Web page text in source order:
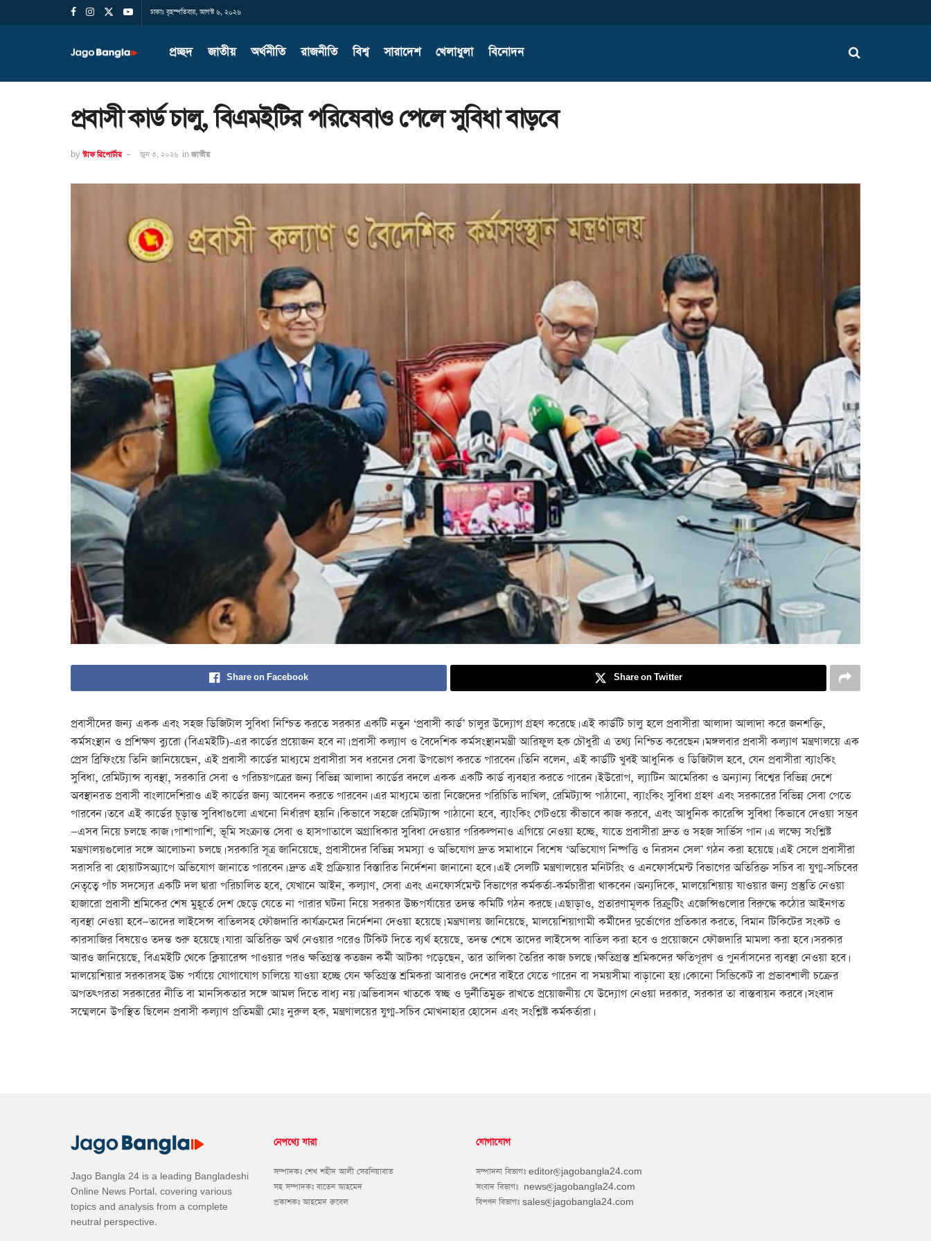
ঢাকাঃ বৃহস্পতিবার, আগস্ট ৬, ২০২৬
প্রচ্ছদ জাতীয় অর্থনীতি রাজনীতি বিশ্ব সারাদেশ খেলাধুলা বিনোদন
প্রবাসী কার্ড চালু, বিএমইটির পরিষেবাও পেলে সুবিধা বাড়বে
by স্টাফ রিপোর্টার জুন ৩, ২০২৬ in জাতীয়
Share on Facebook Share on Twitter
প্রবাসীদের জন্য একক এবং সহজ ডিজিটাল সুবিধা নিশ্চিত করতে সরকার একটি নতুন ‘প্রবাসী কার্ড’ চালুর উদ্যোগ গ্রহণ করেছে। এই কার্ডটি চালু হলে প্রবাসীরা আলাদা আলাদা করে জনশক্তি,
কর্মসংস্থান ও প্রশিক্ষণ ব্যুরো (বিএমইটি)-এর কার্ডের প্রয়োজন হবে না। প্রবাসী কল্যাণ ও বৈদেশিক কর্মসংস্থানমন্ত্রী আরিফুল হক চৌধুরী এ তথ্য নিশ্চিত করেছেন। মঙ্গলবার প্রবাসী কল্যাণ মন্ত্রণালয়ে এক
প্রেস ব্রিফিংয়ে তিনি জানিয়েছেন, এই প্রবাসী কার্ডের মাধ্যমে প্রবাসীরা সব ধরনের সেবা উপভোগ করতে পারবেন। তিনি বলেন, এই কার্ডটি খুবই আধুনিক ও ডিজিটাল হবে, যেন প্রবাসীরা ব্যাংকিং
সুবিধা, রেমিট্যান্স ব্যবস্থা, সরকারি সেবা ও পরিচয়পত্রের জন্য বিভিন্ন আলাদা কার্ডের বদলে একক একটি কার্ড ব্যবহার করতে পারেন। ইউরোপ, ল্যাটিন আমেরিকা ও অন্যান্য বিশ্বের বিভিন্ন দেশে
অবস্থানরত প্রবাসী বাংলাদেশিরাও এই কার্ডের জন্য আবেদন করতে পারবেন। এর মাধ্যমে তারা নিজেদের পরিচিতি দাখিল, রেমিট্যান্স পাঠানো, ব্যাংকিং সুবিধা গ্রহণ এবং সরকারের বিভিন্ন সেবা পেতে
পারবেন। তবে এই কার্ডের চূড়ান্ত সুবিধাগুলো এখনো নির্ধারণ হয়নি। কিভাবে সহজে রেমিট্যান্স পাঠানো হবে, ব্যাংকিং গেটওয়ে কীভাবে কাজ করবে, এবং আধুনিক কারেন্সি সুবিধা কিভাবে দেওয়া সম্ভব
—এসব নিয়ে চলছে কাজ। পাশাপাশি, ভূমি সংক্রান্ত সেবা ও হাসপাতালে অগ্রাধিকার সুবিধা দেওয়ার পরিকল্পনাও এগিয়ে নেওয়া হচ্ছে, যাতে প্রবাসীরা দ্রুত ও সহজ সার্ভিস পান। এ লক্ষ্যে সংশ্লিষ্ট
মন্ত্রণালয়গুলোর সঙ্গে আলোচনা চলছে। সরকারি সূত্র জানিয়েছে, প্রবাসীদের বিভিন্ন সমস্যা ও অভিযোগ দ্রুত সমাধানে বিশেষ ‘অভিযোগ নিষ্পত্তি ও নিরসন সেল’ গঠন করা হয়েছে। এই সেলে প্রবাসীরা
সরাসরি বা হোয়াটসঅ্যাপে অভিযোগ জানাতে পারবেন। দ্রুত এই প্রক্রিয়ার বিস্তারিত নির্দেশনা জানানো হবে। এই সেলটি মন্ত্রণালয়ের মনিটরিং ও এনফোর্সমেন্ট বিভাগের অতিরিক্ত সচিব বা যুগ্ম-সচিবের
নেতৃত্বে পাঁচ সদস্যের একটি দল দ্বারা পরিচালিত হবে, যেখানে আইন, কল্যাণ, সেবা এবং এনফোর্সমেন্ট বিভাগের কর্মকর্তা-কর্মচারীরা থাকবেন। অন্যদিকে, মালয়েশিয়ায় যাওয়ার জন্য প্রস্তুতি নেওয়া
হাজারো প্রবাসী শ্রমিকের শেষ মুহূর্তে দেশ ছেড়ে যেতে না পারার ঘটনা নিয়ে সরকার উচ্চপর্যায়ের তদন্ত কমিটি গঠন করছে। এছাড়াও, প্রতারণামূলক রিক্রুটিং এজেন্সিগুলোর বিরুদ্ধে কঠোর আইনগত
ব্যবস্থা নেওয়া হবে—তাদের লাইসেন্স বাতিলসহ ফৌজদারি কার্যক্রমের নির্দেশনা দেওয়া হয়েছে। মন্ত্রণালয় জানিয়েছে, মালয়েশিয়াগামী কর্মীদের দুর্ভোগের প্রতিকার করতে, বিমান টিকিটের সংকট ও
কারসাজির বিষয়েও তদন্ত শুরু হয়েছে। যারা অতিরিক্ত অর্থ নেওয়ার পরেও টিকিট দিতে ব্যর্থ হয়েছে, তদন্ত শেষে তাদের লাইসেন্স বাতিল করা হবে ও প্রয়োজনে ফৌজদারি মামলা করা হবে। সরকার
আরও জানিয়েছে, বিএমইটি থেকে ক্লিয়ারেন্স পাওয়ার পরও ক্ষতিগ্রস্ত কতজন কর্মী আটকা পড়েছেন, তার তালিকা তৈরির কাজ চলছে। ক্ষতিগ্রস্ত শ্রমিকদের ক্ষতিপূরণ ও পুনর্বাসনের ব্যবস্থা নেওয়া হবে।
মালয়েশিয়ার সরকারসহ উচ্চ পর্যায়ে যোগাযোগ চালিয়ে যাওয়া হচ্ছে যেন ক্ষতিগ্রস্ত শ্রমিকরা আবারও দেশের বাইরে যেতে পারেন বা সময়সীমা বাড়ানো হয়। কোনো সিন্ডিকেট বা প্রভাবশালী চক্রের
অপতৎপরতা সরকারের নীতি বা মানসিকতার সঙ্গে আমল দিতে বাধ্য নয়। অভিবাসন খাতকে স্বচ্ছ ও দুর্নীতিমুক্ত রাখতে প্রয়োজনীয় যে উদ্যোগ নেওয়া দরকার, সরকার তা বাস্তবায়ন করবে। সংবাদ
সম্মেলনে উপস্থিত ছিলেন প্রবাসী কল্যাণ প্রতিমন্ত্রী মোঃ নুরুল হক, মন্ত্রণালয়ের যুগ্ম-সচিব মোখনাহার হোসেন এবং সংশ্লিষ্ট কর্মকর্তারা।
Jago Bangla 24 is a leading Bangladeshi
Online News Portal, covering various
topics and analysis from a complete
neutral perspective.
নেপথ্যে যারা
সম্পাদকঃ শেখ শহীদ আলী সেরনিয়াবাত
সহ সম্পাদকঃ বাতেন আহমেদ
প্রকাশকঃ আহমেদ রুবেল
যোগাযোগ
সম্পাদনা বিভাগঃ editor@jagobangla24.com
সংবাদ বিভাগঃ news@jagobangla24.com
বিপণন বিভাগঃ sales@jagobangla24.com